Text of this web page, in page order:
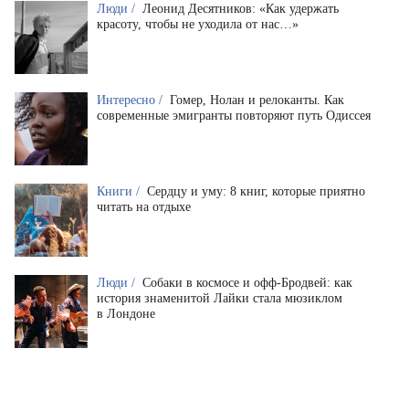
Люди / Леонид Десятников: «Как удержать
красоту, чтобы не уходила от нас…»
Интересно / Гомер, Нолан и релоканты. Как
современные эмигранты повторяют путь Одиссея
Книги / Сердцу и уму: 8 книг, которые приятно
читать на отдыхе
Люди / Собаки в космосе и офф-Бродвей: как
история знаменитой Лайки стала мюзиклом
в Лондоне